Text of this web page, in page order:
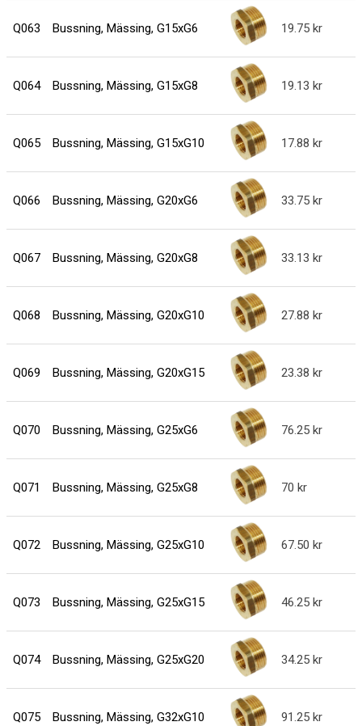
Q063 Bussning, Mässing, G15xG6 19.75
Q064 Bussning, Mässing, G15xG8 19.13
Q065 Bussning, Mässing, G15xG10 17.88
Q066 Bussning, Mässing, G20xG6 33.75
Q067 Bussning, Mässing, G20xG8 33.13
Q068 Bussning, Mässing, G20xG10 27.88
Q069 Bussning, Mässing, G20xG15 23.38
Q070 Bussning, Mässing, G25xG6 76.25
Q071 Bussning, Mässing, G25xG8 70
Q072 Bussning, Mässing, G25xG10 67.50
Q073 Bussning, Mässing, G25xG15 46.25
Q074 Bussning, Mässing, G25xG20 34.25
Q075 Bussning, Mässing, G32xG10 91.25